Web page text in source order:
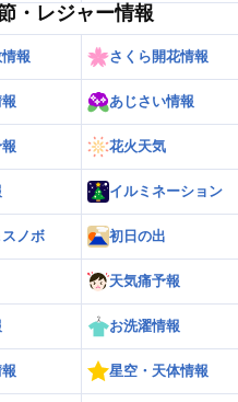
の雨雲レーダー
・レジャー情報
報 さくら開花情報
あじさい情報
花火天気
イルミネーション
ノボ 初日の出
天気痛予報
お洗濯情報
星空・天体情報